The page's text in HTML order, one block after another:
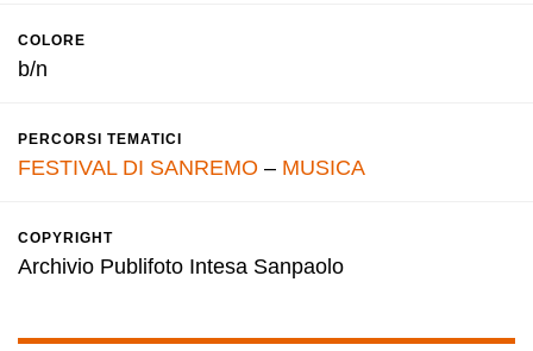
COLORE
b/n
PERCORSI TEMATICI
FESTIVAL DI SANREMO – MUSICA
COPYRIGHT
Archivio Publifoto Intesa Sanpaolo